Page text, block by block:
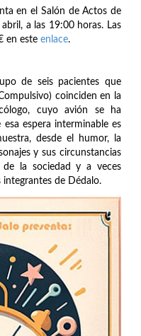
en el Salón de Actos de
a las 19:00 horas. Las
en este enlace.
de seis pacientes que
coinciden en la
cuyo avión se ha
espera interminable es
desde el humor, la
y sus circunstancias
la sociedad y a veces
integrantes de Dédalo.